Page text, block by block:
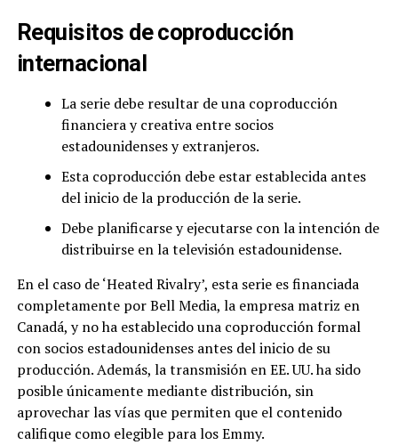
Requisitos de coproducción
internacional
La serie debe resultar de una coproducción
financiera y creativa entre socios
estadounidenses y extranjeros.
Esta coproducción debe estar establecida antes
del inicio de la producción de la serie.
Debe planificarse y ejecutarse con la intención de
distribuirse en la televisión estadounidense.
En el caso de ‘Heated Rivalry’, esta serie es financiada
completamente por Bell Media, la empresa matriz en
Canadá, y no ha establecido una coproducción formal
con socios estadounidenses antes del inicio de su
producción. Además, la transmisión en EE. UU. ha sido
posible únicamente mediante distribución, sin
aprovechar las vías que permiten que el contenido
califique como elegible para los Emmy.